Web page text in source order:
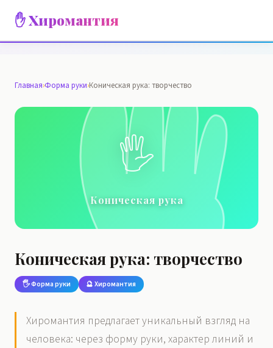
✋ Хиромантия
Главная›Форма руки›Коническая рука: творчество
🖐️
Коническая рука
Коническая рука: творчество
🖐️ Форма руки 🔮 Хиромантия
Хиромантия предлагает уникальный взгляд на
человека: через форму руки, характер линий и